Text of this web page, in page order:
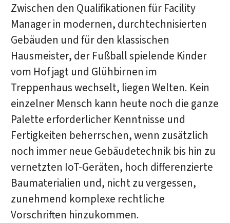
Zwischen den Qualifikationen für Facility
Manager in modernen, durchtechnisierten
Gebäuden und für den klassischen
Hausmeister, der Fußball spielende Kinder
vom Hof jagt und Glühbirnen im
Treppenhaus wechselt, liegen Welten. Kein
einzelner Mensch kann heute noch die ganze
Palette erforderlicher Kenntnisse und
Fertigkeiten beherrschen, wenn zusätzlich
noch immer neue Gebäudetechnik bis hin zu
vernetzten IoT-Geräten, hoch differenzierte
Baumaterialien und, nicht zu vergessen,
zunehmend komplexe rechtliche
Vorschriften hinzukommen.